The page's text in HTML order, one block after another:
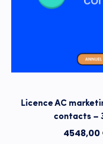
Licence AC
contacts –
4548,00